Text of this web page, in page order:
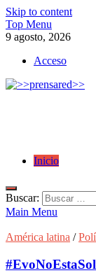
Skip to content
Top Menu
9 agosto, 2026
Acceso
Inicio
Buscar:
Main Menu
América latina /